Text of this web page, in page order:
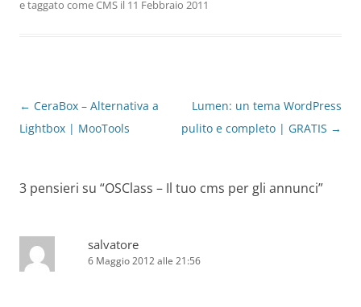
e taggato comeCMS il 11 Febbraio 2011
Navigazione
articolo
← CeraBox – Alternativa a
Lightbox | MooTools
Lumen: un tema WordPress
pulito e completo | GRATIS →
3 pensieri su “OSClass – Il tuo cms per gli annunci”
salvatore
6 Maggio 2012 alle 21:56